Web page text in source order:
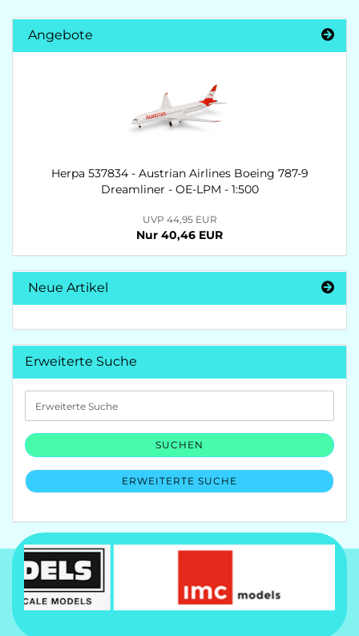
Angebote
Herpa 537834 - Austrian Airlines Boeing 787-9
Dreamliner - OE-LPM - 1:500
UVP 44,95 EUR
Nur 40,46 EUR
Neue Artikel
Erweiterte Suche
Suche
SUCHEN
ERWEITERTE SUCHE